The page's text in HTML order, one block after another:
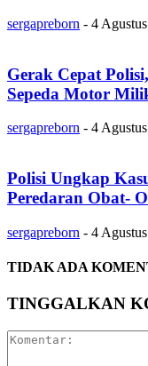
sergapreborn - 4
Gerak Cepat
Sepeda Motor
sergapreborn - 4
Polisi Ungkap
Peredaran Obat-
sergapreborn - 4
TIDAK ADA
TINGGALKAN